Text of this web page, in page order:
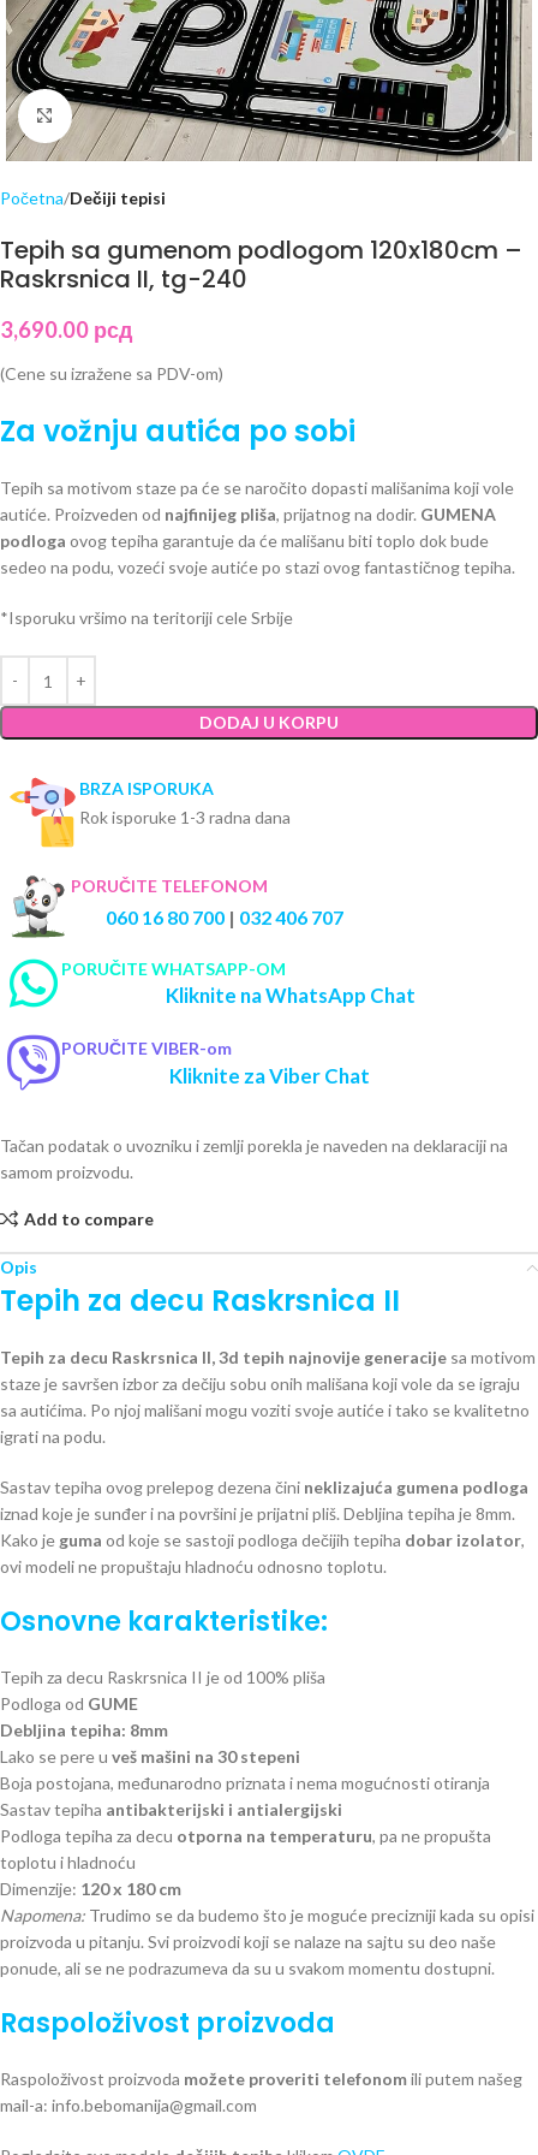
Click to enlarge
Početna Dečiji tepisi
Tepih sa gumenom podlogom 120x180cm –
Raskrsnica II, tg-240
3,690.00 рсд
(Cene su izražene sa PDV-om)
Za vožnju autića po sobi
Tepih sa motivom staze pa će se naročito dopasti mališanima koji vole
autiće. Proizveden od najfinijeg pliša, prijatnog na dodir. GUMENA
podloga ovog tepiha garantuje da će mališanu biti toplo dok bude
sedeo na podu, vozeći svoje autiće po stazi ovog fantastičnog tepiha.
*Isporuku vršimo na teritoriji cele Srbije
DODAJ U KORPU
BRZA ISPORUKA
Rok isporuke 1-3 radna dana
PORUČITE TELEFONOM
060 16 80 700 | 032 406 707
PORUČITE WHATSAPP-OM
Kliknite na WhatsApp Chat
PORUČITE VIBER-om
Kliknite za Viber Chat
Tačan podatak o uvozniku i zemlji porekla je naveden na deklaraciji na
samom proizvodu.
Add to compare
Opis
Tepih za decu Raskrsnica II
Tepih za decu Raskrsnica II, 3d tepih najnovije generacije sa motivom
staze je savršen izbor za dečiju sobu onih mališana koji vole da se igraju
sa autićima. Po njoj mališani mogu voziti svoje autiće i tako se kvalitetno
igrati na podu.
Sastav tepiha ovog prelepog dezena čini neklizajuća gumena podloga
iznad koje je sunđer i na površini je prijatni pliš. Debljina tepiha je 8mm.
Kako je guma od koje se sastoji podloga dečijih tepiha dobar izolator,
ovi modeli ne propuštaju hladnoću odnosno toplotu.
Osnovne karakteristike:
Tepih za decu Raskrsnica II je od 100% pliša
Podloga od GUME
Debljina tepiha: 8mm
Lako se pere u veš mašini na 30 stepeni
Boja postojana, međunarodno priznata i nema mogućnosti otiranja
Sastav tepiha antibakterijski i antialergijski
Podloga tepiha za decu otporna na temperaturu, pa ne propušta
toplotu i hladnoću
Dimenzije: 120 x 180 cm
Napomena: Trudimo se da budemo što je moguće precizniji kada su opisi
proizvoda u pitanju. Svi proizvodi koji se nalaze na sajtu su deo naše
ponude, ali se ne podrazumeva da su u svakom momentu dostupni.
Raspoloživost proizvoda
Raspoloživost proizvoda možete proveriti telefonomili putem našeg
mail-a: info.bebomanija@gmail.com